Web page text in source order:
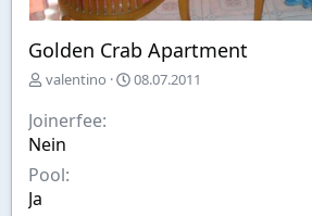
Golden Crab Apartment
E
s
t
e
l
valentino
A
08.07.2011
Joinerfee
Nein
Pool
Ja